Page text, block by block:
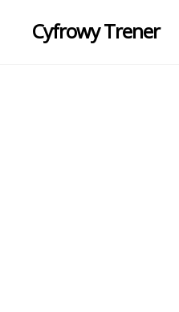
Cyfrowy Trener